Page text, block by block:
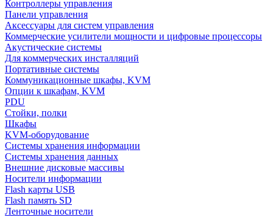
Контроллеры управления
Панели управления
Аксессуары для систем управления
Коммерческие усилители мощности и цифровые процессоры
Акустические системы
Для коммерческих инсталляций
Портативные системы
Коммуникационные шкафы, KVM
Опции к шкафам, KVM
PDU
Стойки, полки
Шкафы
KVM-оборудование
Системы хранения информации
Системы хранения данных
Внешние дисковые массивы
Носители информации
Flash карты USB
Flash память SD
Ленточные носители